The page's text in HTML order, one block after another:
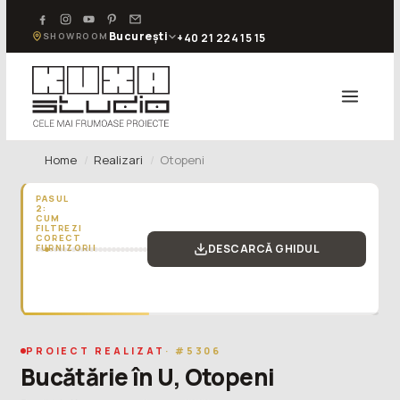
SHOWROOM București +40 21 224 15 15
Home Realizari Otopeni
PASUL
2:
CUM
FILTREZI
CORECT
FURNIZORII
fără
negativă?
Este
deja
DESCARCĂ GHIDUL
PROIECT REALIZAT · #5306
Bucătărie în U, Otopeni